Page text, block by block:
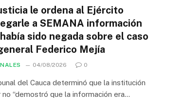
le ordena al Ejército
a SEMANA información
sido negada sobre el caso
Federico Mejía
04/08/2026 0
del Cauca determinó que la institución
no “demostró que la información era…